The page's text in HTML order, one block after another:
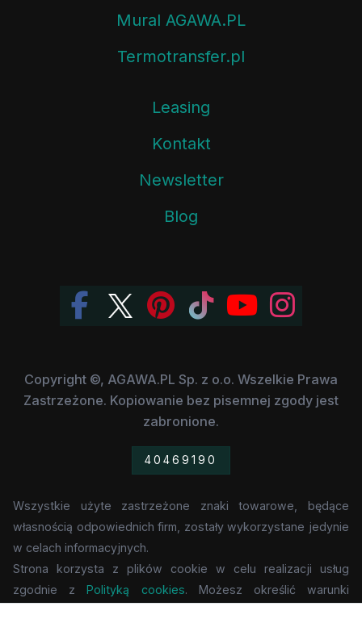
Mural AGAWA.PL
Termotransfer.pl
Leasing
Kontakt
Newsletter
Blog
Copyright ©, AGAWA.PL Sp. z o.o. Wszelkie Prawa
Zastrzeżone. Kopiowanie bez pisemnej zgody jest
zabronione.
40469190
Wszystkie użyte zastrzeżone znaki towarowe, będące
własnością odpowiednich firm, zostały wykorzystane jedynie
w celach informacyjnych.
Strona korzysta z plików cookie w celu realizacji usług
zgodnie zPolityką cookies. Możesz określić warunki